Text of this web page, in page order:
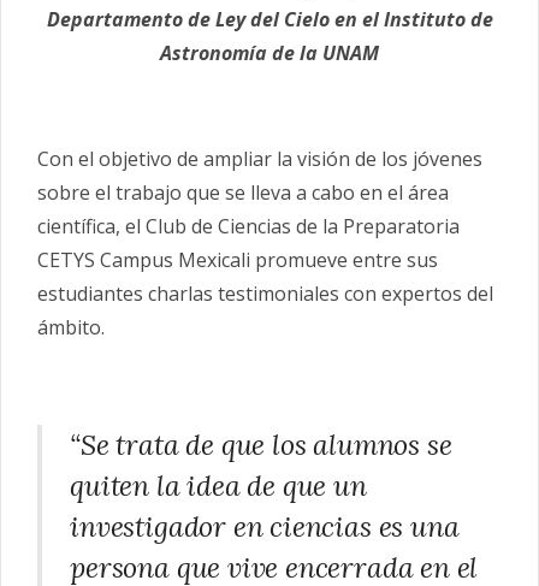
Departamento de Ley del Cielo en el Instituto de
Astronomía de la UNAM
Con el objetivo de ampliar la visión de los jóvenes
sobre el trabajo que se lleva a cabo en el área
científica, el Club de Ciencias de la Preparatoria
CETYS Campus Mexicali promueve entre sus
estudiantes charlas testimoniales con expertos del
ámbito.
“Se trata de que los alumnos se
quiten la idea de que un
investigador en ciencias es una
persona que vive encerrada en el